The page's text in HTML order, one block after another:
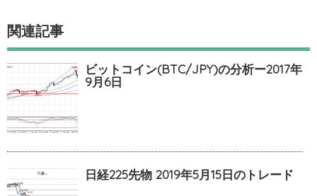
関連記事
ビットコイン(BTC/JPY)の分析ー2017年
9月6日
日経225先物 2019年5月15日のトレード